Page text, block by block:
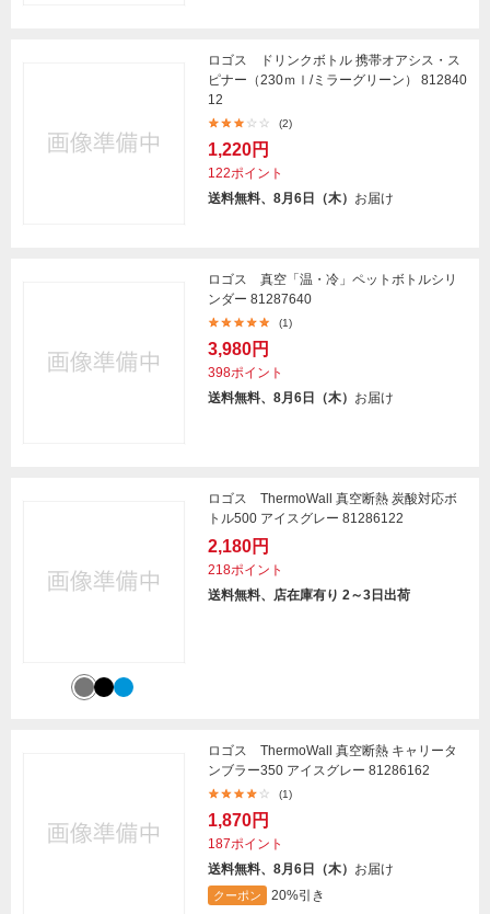
ロゴス ドリンクボトル 携帯オアシス・ス
ピナー（230ｍｌ/ミラーグリーン） 812840
12
(2)
1,220円
122ポイント
送料無料、8月6日（木） お届け
ロゴス 真空「温・冷」ペットボトルシリ
ンダー 81287640
(1)
3,980円
398ポイント
送料無料、8月6日（木） お届け
ロゴス ThermoWall 真空断熱 炭酸対応ボ
トル500 アイスグレー 81286122
2,180円
218ポイント
送料無料、店在庫有り 2～3日出荷
ロゴス ThermoWall 真空断熱 キャリータ
ンブラー350 アイスグレー 81286162
(1)
1,870円
187ポイント
送料無料、8月6日（木） お届け
クーポン 20%引き